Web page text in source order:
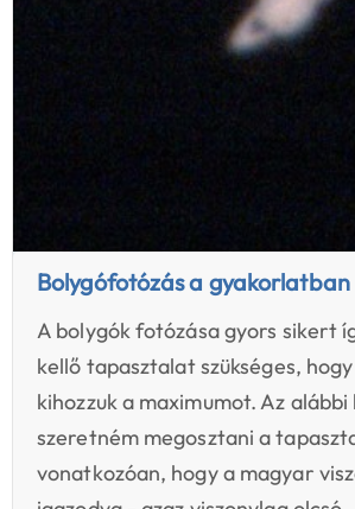
Bolygófotózás a gyakorlatban
A bolygók fotózása gyors sikert
kellő tapasztalat szükséges,
kihozzuk a maximumot. Az
szeretném megosztani a
vonatkozóan, hogy a magyar